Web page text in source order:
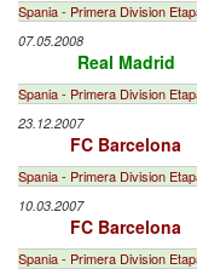
Spania - Primera Division
07.05.2008
Real Madrid
Spania - Primera Division
23.12.2007
FC Barcelona
Spania - Primera Division
10.03.2007
FC Barcelona
Spania - Primera Division